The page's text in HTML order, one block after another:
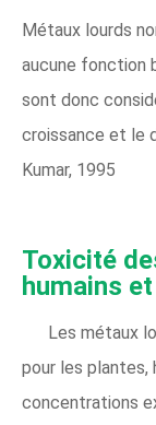
Métaux lourds
aucune fonction
sont donc
croissance et le
Kumar, 1995
Toxicité
humains
Les métaux
pour les plantes,
concentrations